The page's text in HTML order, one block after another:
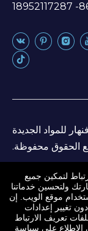
للمواد الجديدة
الحقوق محفوظة.
الموقع
لتمكين جميع
ولتحسين خدماتنا
موقع الويب. إن
تغيير إعدادات
تعريف الارتباط
على سياسة